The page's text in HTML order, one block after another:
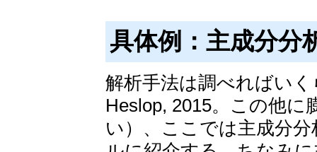
具体例：主成分分
解析手法は調べればい
Heslop, 2015。この他
い）、ここでは主成分